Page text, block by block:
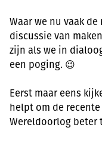
Waar we nu vaak
discussie van
zijn als we in
een poging. 😉
Eerst maar eens
helpt om de
Wereldoorlog beter